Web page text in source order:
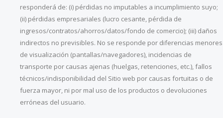
responderá de: (i) pérdidas no imputables a incumplimiento suyo;
(ii) pérdidas empresariales (lucro cesante, pérdida de
ingresos/contratos/ahorros/datos/fondo de comercio); (iii) daños
indirectos no previsibles. No se responde por diferencias menores
de visualización (pantallas/navegadores), incidencias de
transporte por causas ajenas (huelgas, retenciones, etc.), fallos
técnicos/indisponibilidad del Sitio web por causas fortuitas o de
fuerza mayor, ni por mal uso de los productos o devoluciones
erróneas del usuario.